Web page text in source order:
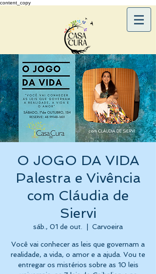
content_copy
O JOGO DA VIDA
Palestra e Vivência
com Cláudia de
Siervi
sáb., 01 de out. Carvoeira
Você vai conhecer as leis que governam a
realidade, a vida, o amor e a ajuda. Vou te
entregar os mistérios sobre as 10 leis